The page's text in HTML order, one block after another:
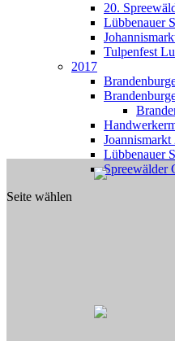
20.
Lübbenauer
Tulpenfest
2017
Joannismarkt
Lübbenauer
Spreewälder
Seite wählen